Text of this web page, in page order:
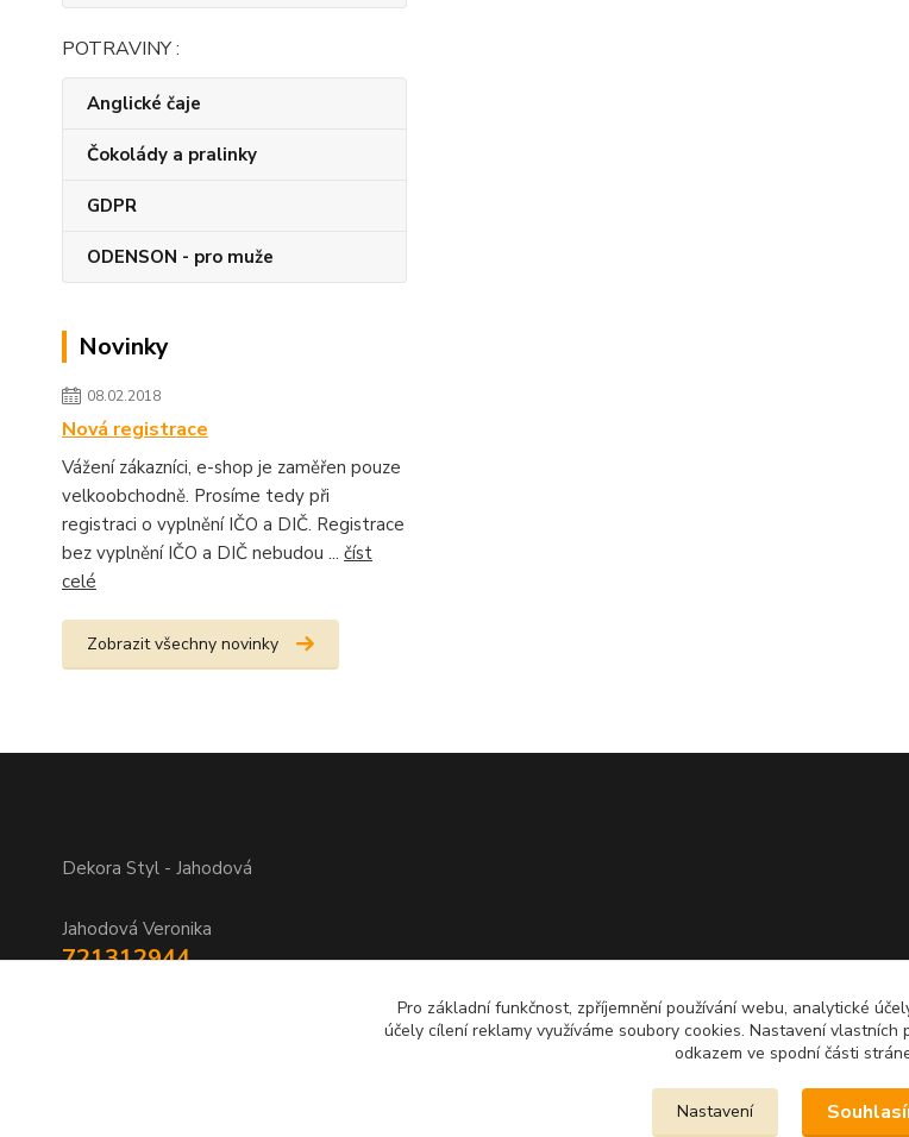
POTRAVINY :
Anglické čaje
Čokolády a pralinky
GDPR
ODENSON - pro muže
Novinky
08.02.2018
Nová registrace
Vážení zákazníci, e-shop je zaměřen pouze
velkoobchodně. Prosíme tedy při
registraci o vyplnění IČO a DIČ. Registrace
bez vyplnění IČO a DIČ nebudou ... číst
celé
Zobrazit všechny novinky
Dekora Styl - Jahodová
Jahodová Veronika
721312944
Pro základní funkčnost, zpříjemnění používání webu, analytické
účely cílení reklamy využíváme soubory cookies. Nastavení
odkazem ve spodní části
Nastavení